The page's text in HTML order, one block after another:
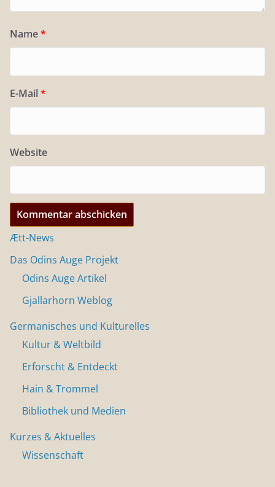
Name*
E-Mail *
Website
Ætt-News
Das Odins Auge Projekt
Odins Auge Artikel
Gjallarhorn Weblog
Germanisches und Kulturelles
Kultur & Weltbild
Erforscht & Entdeckt
Hain & Trommel
Bibliothek und Medien
Kurzes & Aktuelles
Wissenschaft